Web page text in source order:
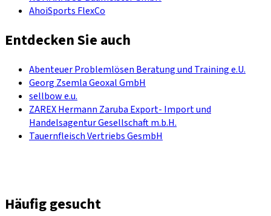
AhoiSports FlexCo
Entdecken Sie auch
Abenteuer Problemlösen Beratung und Training e.U.
Georg Zsemla Geoxal GmbH
sellbow e.u.
ZAREX Hermann Zaruba Export- Import und
Handelsagentur Gesellschaft m.b.H.
Tauernfleisch Vertriebs GesmbH
Häufig gesucht